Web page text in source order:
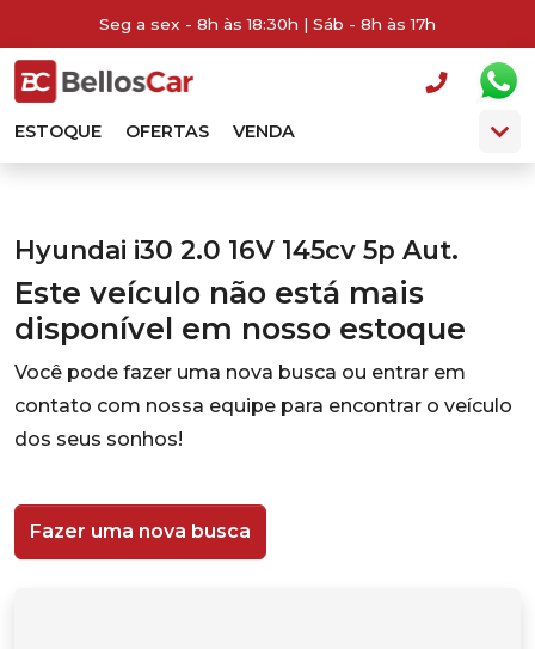
Seg a sex - 8h às 18:30h | Sáb - 8h às 17h
ESTOQUE OFERTAS VENDA
Hyundai i30 2.0 16V 145cv 5p Aut.
Este veículo não está mais
disponível em nosso estoque
Você pode fazer uma nova busca ou entrar em
contato com nossa equipe para encontrar o veículo
dos seus sonhos!
Fazer uma nova busca